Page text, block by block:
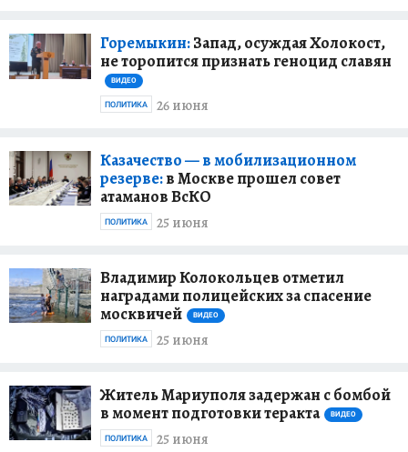
Горемыкин:Запад, осуждая Холокост,
не торопится признать геноцид славян
ВИДЕО
26 июня
ПОЛИТИКА
Казачество — в мобилизационном
резерве:в Москве прошел совет
атаманов ВсКО
25 июня
ПОЛИТИКА
Владимир Колокольцев отметил
наградами полицейских за спасение
москвичей
ВИДЕО
25 июня
ПОЛИТИКА
Житель Мариуполя задержан с бомбой
в момент подготовки теракта
ВИДЕО
25 июня
ПОЛИТИКА